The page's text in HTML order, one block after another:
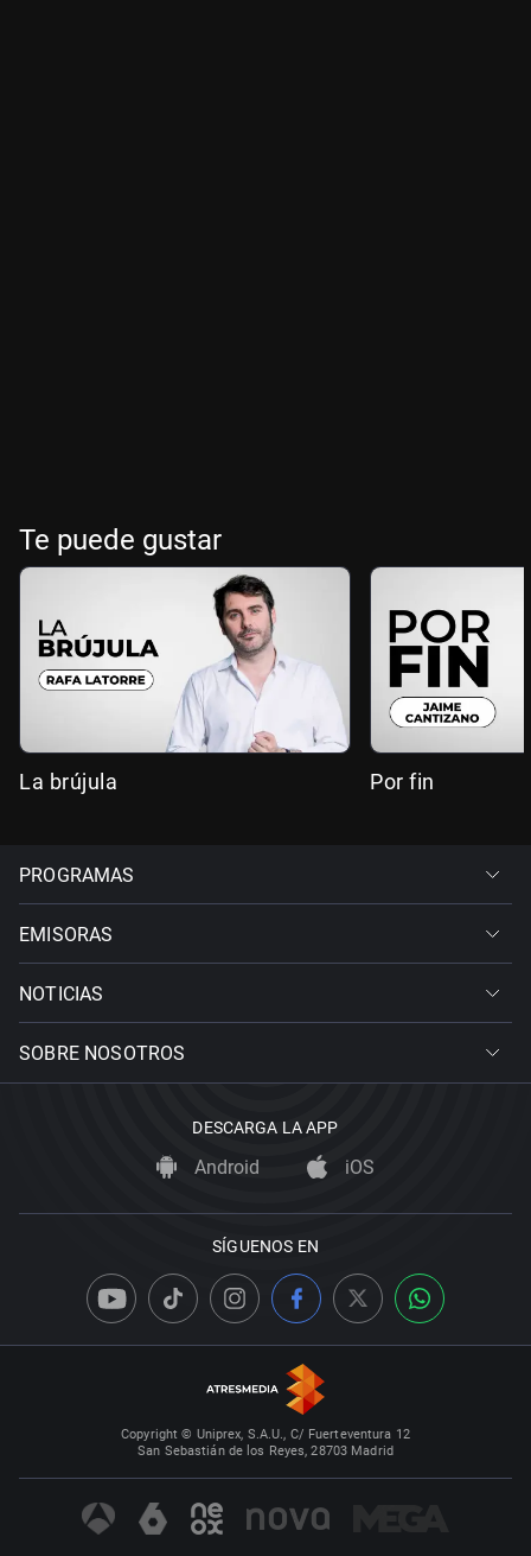
Te puede gustar
La brújula Por fin
PROGRAMAS
EMISORAS
NOTICIAS
SOBRE NOSOTROS
DESCARGA LA APP
Android iOS
SÍGUENOS EN
Copyright © Uniprex, S.A.U., C/ Fuerteventura 12
San Sebastián de los Reyes, 28703 Madrid